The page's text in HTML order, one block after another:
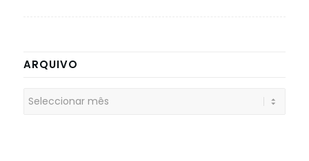
ARQUIVO